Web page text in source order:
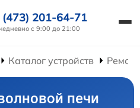
(473) 201-64-71
с 9:00 до 21:00
Каталог устройств
печи